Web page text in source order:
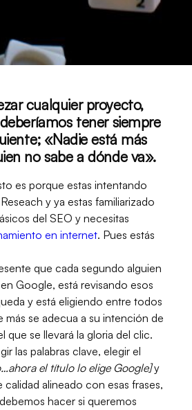
cualquier proyecto,
tener siempre
«Nadie está más
no sabe a dónde va».
es porque estas intentando
y ya estas familiarizado
del SEO y necesitas
en internet. Pues estás
que cada segundo alguien
Google, está revisando esos
y está eligiendo entre todos
más se adecua a su intención de
que se llevará la gloria del clic.
las palabras clave, elegir el
el título lo elige Google]y
alineado con esas frases,
hacer si queremos